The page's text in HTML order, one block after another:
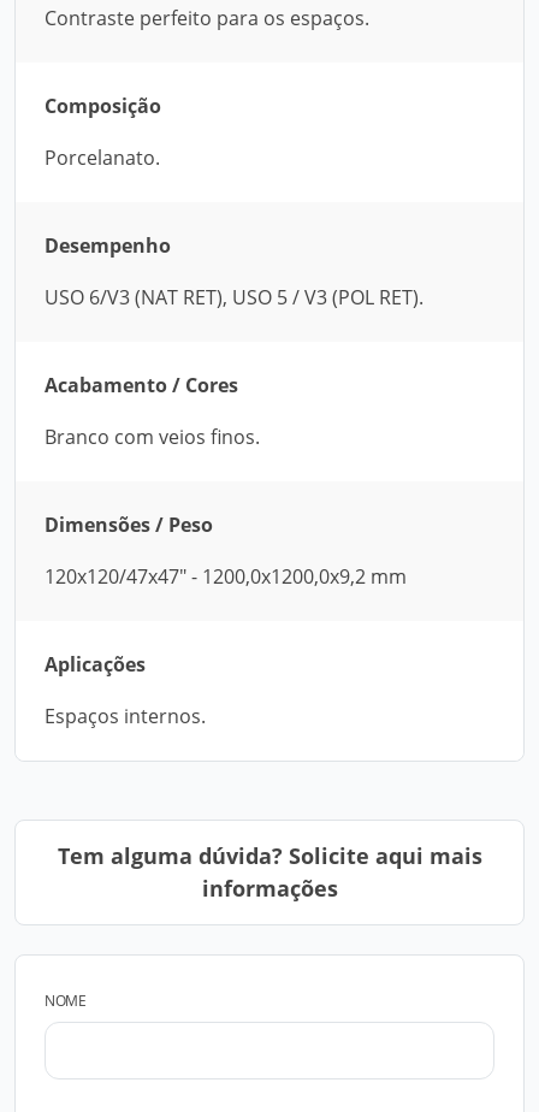
Contraste perfeito para os espaços.
Composição
Porcelanato.
Desempenho
USO 6/V3 (NAT RET), USO 5 / V3 (POL RET).
Acabamento / Cores
Branco com veios finos.
Dimensões / Peso
120x120/47x47" - 1200,0x1200,0x9,2 mm
Aplicações
Espaços internos.
Tem alguma dúvida? Solicite aqui mais
informações
NOME